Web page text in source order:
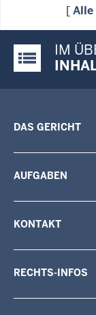
[Alle
Justiz-Portal
IM
DAS GERICHT
AUFGABEN
KONTAKT
RECHTS-INFOS